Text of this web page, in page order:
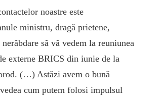
noastre este
ministru, dragă prietene,
nerăbdare să vă vedem la reuniunea
externe BRICS din iunie de la
(…) Astăzi avem o bună
cum putem folosi impulsul